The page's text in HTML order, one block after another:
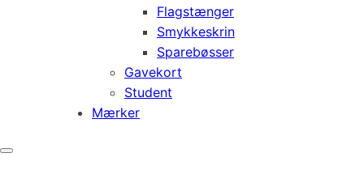
Flagstænger
Smykkeskrin
Sparebøsser
Gavekort
Student
Mærker